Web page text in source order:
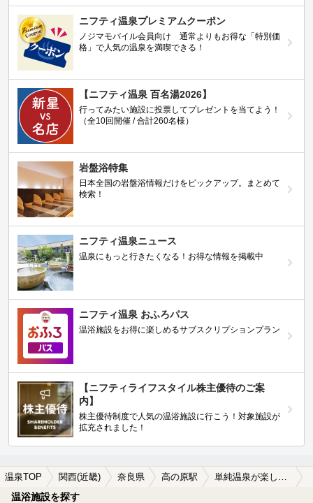
ニフティ温泉プレミアムクーポン
ノジマモバイル会員向け 通常よりもお得な「特別価
格」で人気の温泉を満喫できる！
【ニフティ温泉 百名湯2026】
行ってみたい施設に投票してプレゼントを当てよう！
（全10回開催 / 合計260名様）
岩盤浴特集
日本全国の岩盤浴情報だけをピックアップ。まとめて
検索！
ニフティ温泉ニュース
温泉にもっと行きたくなる！お得な情報を掲載中
ニフティ温泉 おふろパス
温浴施設をお得に楽しめるサブスクリプションプラン
【ニフティライフスタイル株主優待のご案
内】
株主優待制度で人気の温浴施設に行こう！対象施設が
拡充されました！
温泉TOP 関西(近畿) 奈良県 高の原駅
温浴施設を探す